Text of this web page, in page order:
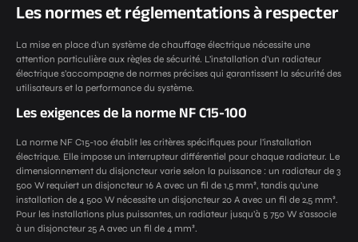
Les normes et réglementations à respecter
La mise en place d’un système de chauffage électrique nécessite une
attention particulière aux règles de sécurité. L’installation d’un radiateur
électrique s’accompagne de normes précises qui garantissent la sécurité des
utilisateurs et la performance du système.
Les exigences de la norme NF C15-100
La norme NF C15-100 établit les critères spécifiques pour l’installation
électrique. Elle impose un interrupteur différentiel pour chaque radiateur. Le
dimensionnement du disjoncteur varie selon la puissance : un radiateur de 3
500 W requiert un disjoncteur 16 A avec un fil de 1,5 mm², tandis qu’une
installation de 4 500 W nécessite un disjoncteur 20 A avec un fil de 2,5 mm².
Pour les installations plus puissantes, un radiateur jusqu’à 5 750 W s’associe
à un disjoncteur 25 A avec un fil de 4 mm².